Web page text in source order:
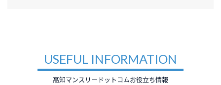
USEFUL INFORMATION
高知マンスリードットコムお役立ち情報